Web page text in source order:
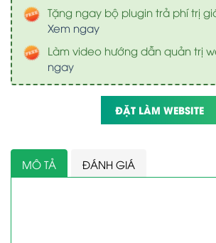
Tặng ngay bộ plugin trả phí trị
Xem ngay
Làm video hướng dẫn quản trị
ngay
ĐẶT LÀM WEBSITE
MÔ TẢ ĐÁNH GIÁ